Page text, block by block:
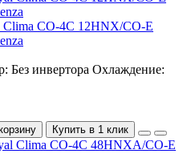
CO-4C 12HNX/CO-E
Без инвертора Охлаждение:
Купить в 1 клик